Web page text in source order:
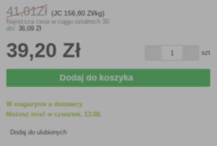
41,01Zł (JC 156,80 Zł/kg)
Najniższa cena w ciągu ostatnich 30
dni:
36,09 Zł
39,20 Zł szt
Dodaj do koszyka
W magazynie u dostawcy
Możesz mieć w czwartek, 13.08.
Dodaj do ulubionych